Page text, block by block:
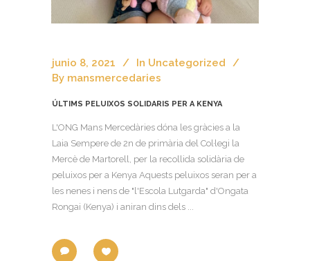
junio 8, 2021 In Uncategorized
By mansmercedaries
ÚLTIMS PELUIXOS SOLIDARIS PER A KENYA
L'ONG Mans Mercedàries dóna les gràcies a la
Laia Sempere de 2n de primària del Col·legi la
Mercè de Martorell, per la recollida solidària de
peluixos per a Kenya Aquests peluixos seran per a
les nenes i nens de "l'Escola Lutgarda" d'Ongata
Rongai (Kenya) i aniran dins dels ...